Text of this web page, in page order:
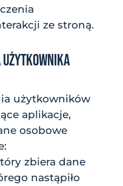
ze stroną.
użytkowników
aplikacje,
osobowe
zbiera dane
nastąpiło